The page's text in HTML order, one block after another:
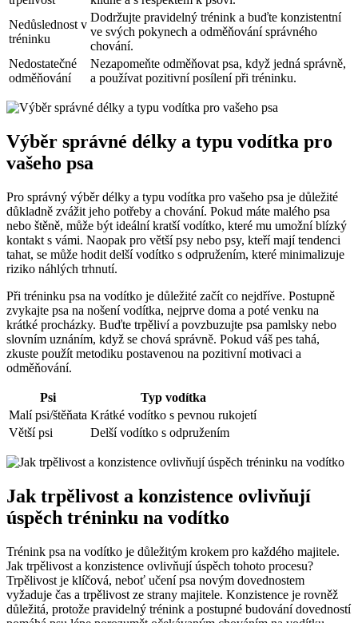
Nedůslednost v
tréninku
Dodržujte pravidelný trénink a buďte konzistentní
ve svých pokynech a odměňování správného
chování.
Nedostatečné
odměňování
Nezapomeňte odměňovat psa, když jedná správně,
a používat pozitivní posílení při tréninku.
Výběr správné délky a typu vodítka pro
vašeho psa
Pro správný výběr délky a typu vodítka pro vašeho psa je důležité
důkladně zvážit jeho potřeby a chování. Pokud máte malého psa
nebo štěně, může být ideální kratší vodítko, které mu umožní blízký
kontakt s vámi. Naopak pro větší psy nebo psy, kteří mají tendenci
tahat, se může hodit delší vodítko s odpružením, které minimalizuje
riziko náhlých trhnutí.
Při tréninku psa na vodítko je důležité začít co nejdříve. Postupně
zvykajte psa na nošení vodítka, nejprve doma a poté venku na
krátké procházky. Buďte trpěliví a povzbuzujte psa pamlsky nebo
slovním uznáním, když se chová správně. Pokud váš pes tahá,
zkuste použít metodiku postavenou na pozitivní motivaci a
odměňování.
Psi
Typ vodítka
Malí psi/štěňata Krátké vodítko s pevnou rukojetí
Větší psi
Delší vodítko s odpružením
Jak trpělivost a konzistence ovlivňují
úspěch tréninku na vodítko
Trénink psa na vodítko je důležitým krokem pro každého majitele.
Jak trpělivost a konzistence ovlivňují úspěch tohoto procesu?
Trpělivost je klíčová, neboť učení psa novým dovednostem
vyžaduje čas a trpělivost ze strany majitele. Konzistence je rovněž
důležitá, protože pravidelný trénink a postupné budování dovedností